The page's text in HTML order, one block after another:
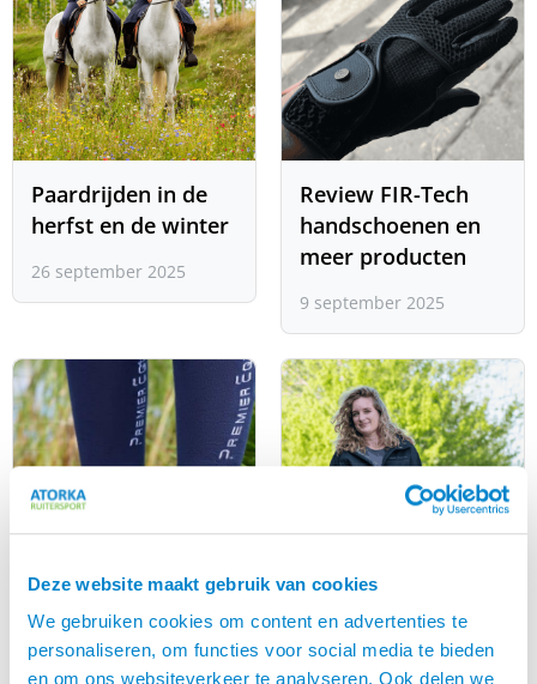
Deze website maakt gebruik van cookies
We gebruiken cookies om content en advertenties te
personaliseren, om functies voor social media te bieden
en om ons websiteverkeer te analyseren. Ook delen we
Paardrijden in de
herfst en de winter
26 september 2025
Review FIR-Tech
handschoenen en
meer producten
9 september 2025